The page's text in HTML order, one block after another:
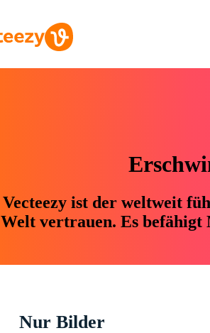
Vecteezy ist der weltweit
Welt vertrauen. Es befähigt
Nur Bilder